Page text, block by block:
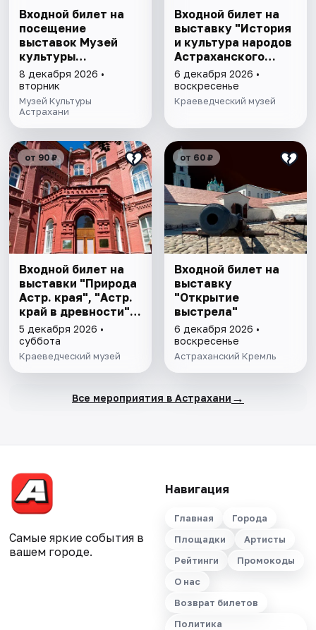
Входной билет на
посещение
выставок Музей
культуры
Астрахани
8 декабря 2026 •
вторник
Музей Культуры
Астрахани
Входной билет на
выставку "История
и культура народов
Астраханского
края"
6 декабря 2026 •
воскресенье
Краеведческий музей
от 90 ₽
Входной билет на
выставки "Природа
Астр. края", "Астр.
край в древности",
"Заселение Астр.
края"
5 декабря 2026 •
суббота
Краеведческий музей
от 60 ₽
Входной билет на
выставку
"Открытие
выстрела"
6 декабря 2026 •
воскресенье
Астраханский Кремль
Все мероприятия в Астрахани →
Самые яркие события в
вашем городе.
Навигация
Главная
Города
Площадки
Артисты
Рейтинги
Промокоды
О нас
Возврат билетов
Политика